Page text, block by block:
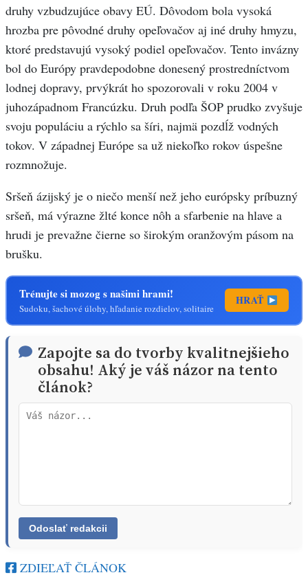
druhy vzbudzujúce obavy EÚ. Dôvodom bola vysoká
hrozba pre pôvodné druhy opeľovačov aj iné druhy hmyzu,
ktoré predstavujú vysoký podiel opeľovačov. Tento invázny
bol do Európy pravdepodobne donesený prostredníctvom
lodnej dopravy, prvýkrát ho spozorovali v roku 2004 v
juhozápadnom Francúzku. Druh podľa ŠOP prudko zvyšuje
svoju populáciu a rýchlo sa šíri, najmä pozdĺž vodných
tokov. V západnej Európe sa už niekoľko rokov úspešne
rozmnožuje.
Sršeň ázijský je o niečo menší než jeho európsky príbuzný
sršeň, má výrazne žlté konce nôh a sfarbenie na hlave a
hrudi je prevažne čierne so širokým oranžovým pásom na
brušku.
Trénujte si mozog s našimi hrami!
Sudoku, šachové úlohy, hľadanie rozdielov, solitaire
HRAŤ
Zapojte sa do tvorby kvalitnejšieho
obsahu! Aký je váš názor na tento
článok?
ZDIEĽAŤ ČLÁNOK